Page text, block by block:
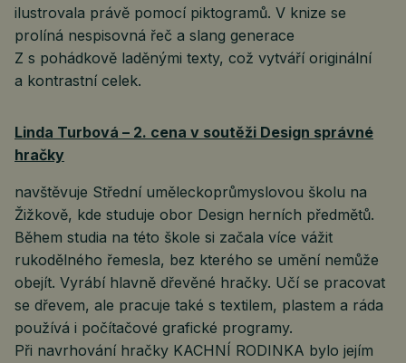
ilustrovala právě pomocí piktogramů. V knize se
prolíná nespisovná řeč a slang generace
Z s pohádkově laděnými texty, což vytváří originální
a kontrastní celek.
Linda Turbová – 2. cena v soutěži Design správné
hračky
navštěvuje Střední uměleckoprůmyslovou školu na
Žižkově, kde studuje obor Design herních předmětů.
Během studia na této škole si začala více vážit
rukodělného řemesla, bez kterého se umění nemůže
obejít. Vyrábí hlavně dřevěné hračky. Učí se pracovat
se dřevem, ale pracuje také s textilem, plastem a ráda
používá i počítačové grafické programy.
Při navrhování hračky KACHNÍ RODINKA bylo jejím